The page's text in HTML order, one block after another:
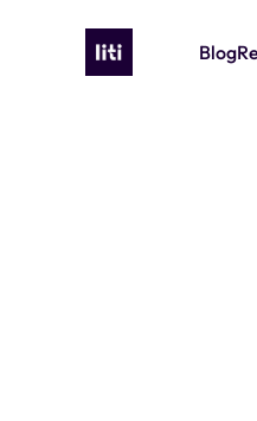
Blog